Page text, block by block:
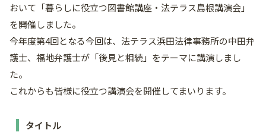
おいて「暮らしに役立つ図書館講座・法テラス島根講演会」
を開催しました。
今年度第4回となる今回は、法テラス浜田法律事務所の中田弁
護士、福地弁護士が「後見と相続」をテーマに講演しまし
た。
これからも皆様に役立つ講演会を開催してまいります。
タイトル